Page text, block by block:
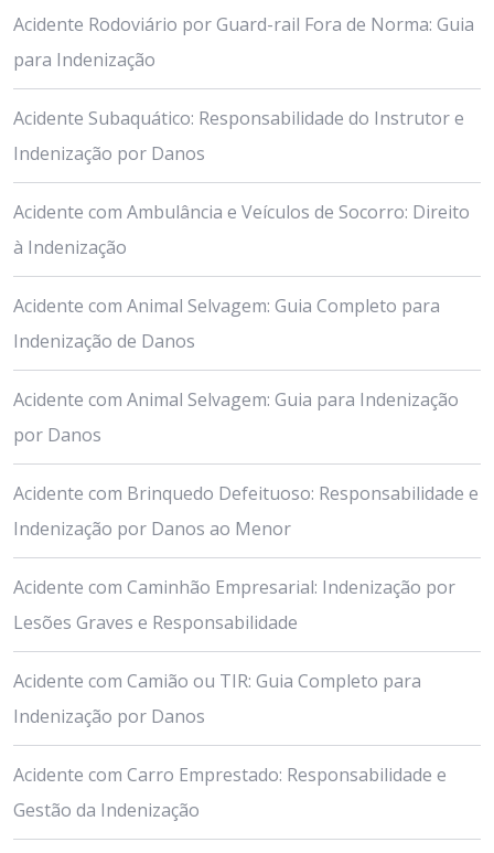
Acidente Rodoviário por Guard-rail Fora de Norma: Guia
para Indenização
Acidente Subaquático: Responsabilidade do Instrutor e
Indenização por Danos
Acidente com Ambulância e Veículos de Socorro: Direito
à Indenização
Acidente com Animal Selvagem: Guia Completo para
Indenização de Danos
Acidente com Animal Selvagem: Guia para Indenização
por Danos
Acidente com Brinquedo Defeituoso: Responsabilidade e
Indenização por Danos ao Menor
Acidente com Caminhão Empresarial: Indenização por
Lesões Graves e Responsabilidade
Acidente com Camião ou TIR: Guia Completo para
Indenização por Danos
Acidente com Carro Emprestado: Responsabilidade e
Gestão da Indenização